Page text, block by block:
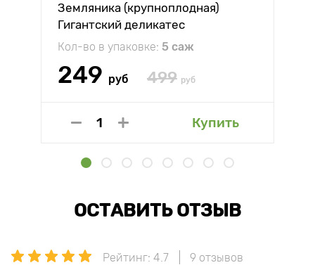
Земляника (крупноплодная)
Гигантский деликатес
Кол-во в упаковке: 5 саж
249 руб 499 руб
Купить
ОСТАВИТЬ ОТЗЫВ
Рейтинг: 4.7 9 отзывов